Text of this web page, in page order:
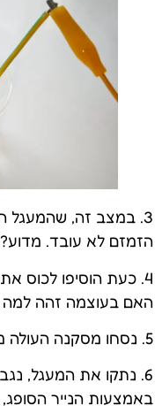
3. במצב זה, שהמעגל
הזמזם לא עובד. מדוע?
4. כעת הוסיפו לכוס
האם בעוצמה זהה למה
5. נסחו מסקנה העולה מהתצפית.
6. נתקו את המעגל,
באמצעות הנייר